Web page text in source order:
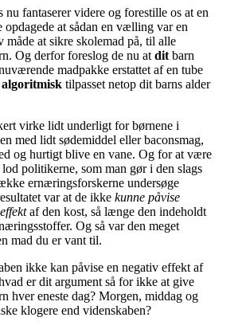
nu fantaserer videre og forestille os at en
at sådan en vælling var en
at sikre skolemad på, til alle
Og derfor foreslog de nu atdit barn
madpakke erstattet af en tube
algoritmisk tilpasset netop dit barns alder
virke lidt underligt for børnene i
med lidt sødemiddel eller baconsmag,
og hurtigt blive en vane. Og for at være
politikerne, som man gør i den slags
ernæringsforskerne undersøge
var at de ikkekunne påvise
af den kost, så længe den indeholdt
Og så var den meget
mad du er vant til.
ikke kan påvise en negativ effekt af
er dit argument så for ikke at give
hver eneste dag? Morgen, middag og
klogere end videnskaben?